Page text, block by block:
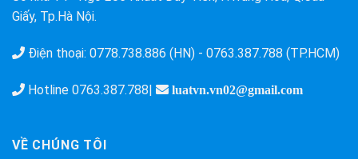
Giấy, Tp.Hà Nội.
Điện thoại: 0778.738.886 (HN) - 0763.387.788 (TP.HCM)
Hotline 0763.387.788| luatvn.vn02@gmail.com
VỀ CHÚNG TÔI